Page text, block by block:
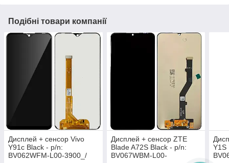
Подібні товари компанії
Дисплей + сенсор Vivo
Y91c Black - p/n:
BV062WFM-L00-3900_/
Дисплей + сенсор ZTE
Blade A72S Black - p/n:
BV067WBM-L00-
Y1S